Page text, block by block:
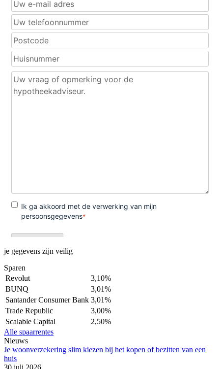
je gegevens zijn veilig
Sparen
Revolut
3,10%
BUNQ
3,01%
Santander Consumer Bank 3,01%
Trade Republic
3,00%
Scalable Capital
2,50%
Alle spaarrentes
Nieuws
Je woonverzekering slim kiezen bij het kopen of bezitten van een
huis
30 juli 2026